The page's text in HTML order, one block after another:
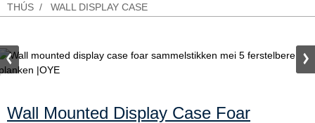
THÚS WALL DISPLAY CASE
Wall Mounted Display Case Foar